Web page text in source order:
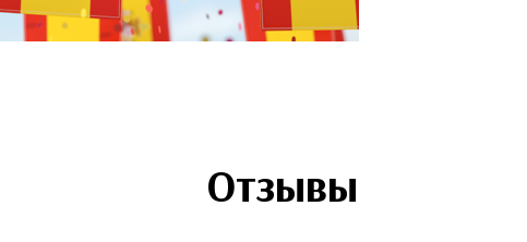
Отзывы